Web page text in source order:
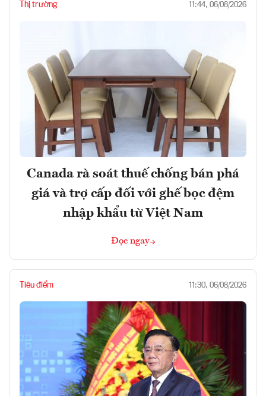
Thị trường 11:44, 06/08/2026
Canada rà soát thuế chống bán phá
giá và trợ cấp đối với ghế bọc đệm
nhập khẩu từ Việt Nam
Đọc ngay
Tiêu điểm 11:30, 06/08/2026